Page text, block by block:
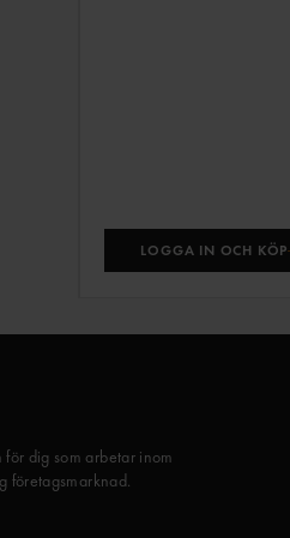
LOGGA IN OCH KÖP
för dig som arbetar inom
företagsmarknad.